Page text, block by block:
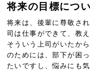
将来の目標につ
将来は、後輩に尊敬さ
司は仕事ができて、教
そういう上司がいたか
のためには、部下が困
たいですし、悩みにも